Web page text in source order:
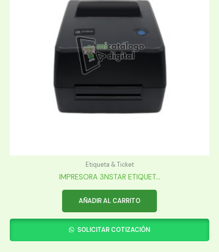
Etiqueta & Ticket
IMPRESORA 3NSTAR ETIQUET...
AÑADIR AL CARRITO
SOLICITAR COTIZACIÓN